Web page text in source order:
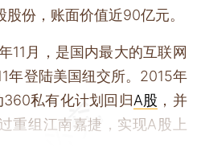
份，账面价值近90亿元。
月，是国内最大的互联网
年登陆美国纽交所。2015年
私有化计划回归A股 ，并
重组江南嘉捷，实现A股上